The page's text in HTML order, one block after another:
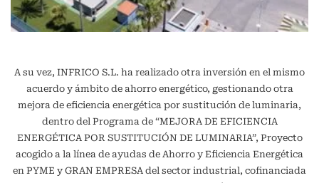
A su vez, INFRICO S.L. ha realizado otra inversión en el mismo
acuerdo y ámbito de ahorro energético, gestionando otra
mejora de eficiencia energética por sustitución de luminaria,
dentro del Programa de “MEJORA DE EFICIENCIA
ENERGÉTICA POR SUSTITUCIÓN DE LUMINARIA”, Proyecto
acogido a la línea de ayudas de Ahorro y Eficiencia Energética
en PYME y GRAN EMPRESA del sector industrial, cofinanciada